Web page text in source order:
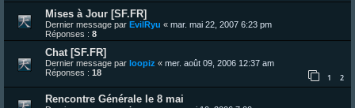
Mises à Jour [SF.FR]
Dernier message par EvilRyu « mar. mai 22, 2007 6:23 pm
Réponses : 8
Chat [SF.FR]
Dernier message par loopiz « mer. août 09, 2006 12:37 am
Réponses : 18 1 2
Rencontre Générale le 8 mai